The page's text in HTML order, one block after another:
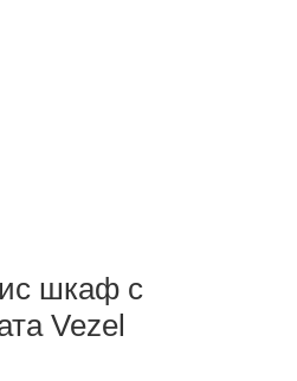
шкаф с
Vezel